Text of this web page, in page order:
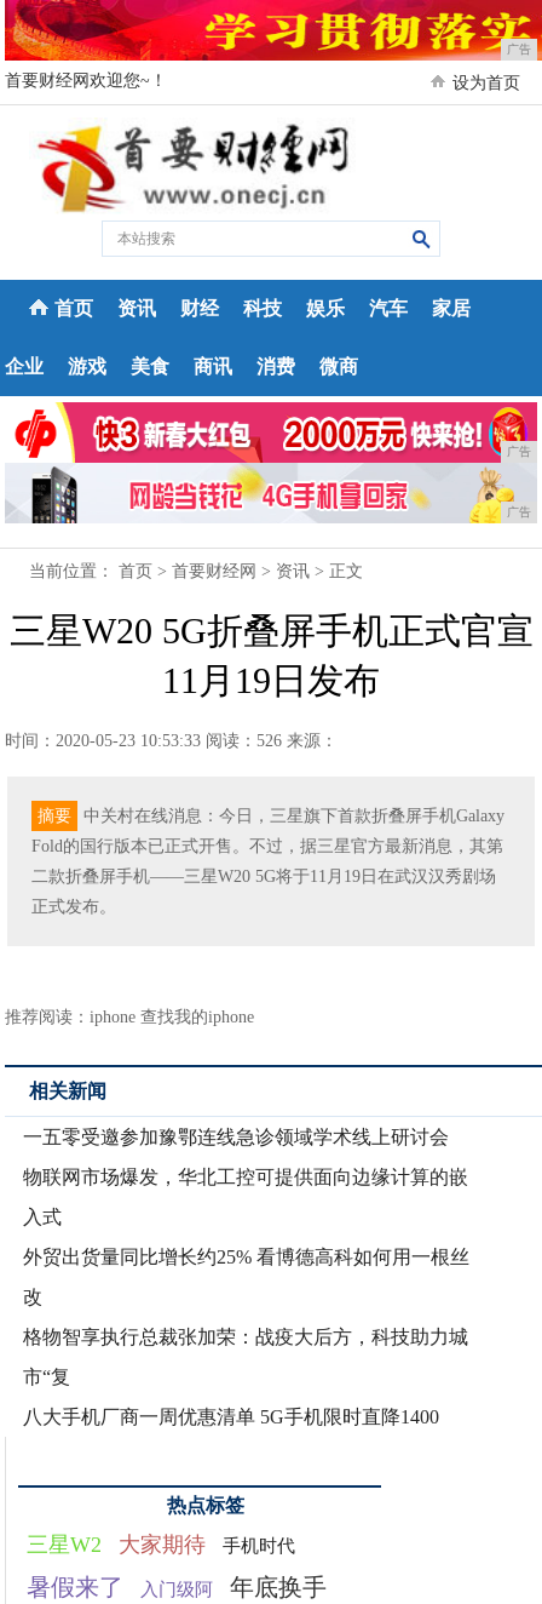
广告
首要财经网欢迎您~！ 设为首页
首页 资讯 财经 科技 娱乐 汽车 家居
企业 游戏 美食 商讯 消费 微商
广告
广告
当前位置：首页 >首要财经网 > 资讯 > 正文
三星W20 5G折叠屏手机正式官宣
11月19日发布
时间：2020-05-23 10:53:33 阅读：526 来源：
摘要
中关村在线消息：今日，三星旗下首款折叠屏手机Galaxy
Fold的国行版本已正式开售。不过，据三星官方最新消息，其第
二款折叠屏手机——三星W20 5G将于11月19日在武汉汉秀剧场
正式发布。
推荐阅读：iphone 查找我的iphone
相关新闻
一五零受邀参加豫鄂连线急诊领域学术线上研讨会
物联网市场爆发，华北工控可提供面向边缘计算的嵌
入式
外贸出货量同比增长约25% 看博德高科如何用一根丝
改
格物智享执行总裁张加荣：战疫大后方，科技助力城
市“复
八大手机厂商一周优惠清单 5G手机限时直降1400
热点标签
三星W2 大家期待 手机时代
暑假来了 入门级阿 年底换手